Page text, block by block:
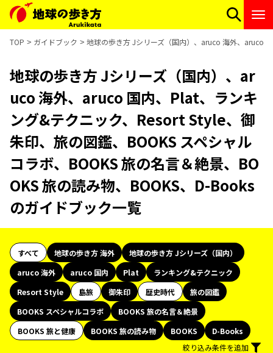
TOP ガイドブック 地球の歩き方 Jシリーズ（国内）、aruco 海外、aruco
地球の歩き方 Jシリーズ（国内）、ar
uco 海外、aruco 国内、Plat、ランキ
ング&テクニック、Resort Style、御
朱印、旅の図鑑、BOOKS スペシャル
コラボ、BOOKS 旅の名言＆絶景、BO
OKS 旅の読み物、BOOKS、D-Books
のガイドブック一覧
すべて 地球の歩き方 海外
地球の歩き方 Jシリーズ（国内）
aruco 海外
aruco 国内 Plat
ランキング&テクニック
Resort Style
島旅 御朱印 歴史時代
旅の図鑑
BOOKS スペシャルコラボ
BOOKS 旅の名言＆絶景
BOOKS 旅と健康
BOOKS 旅の読み物 BOOKS
D-Books
絞り込み条件を追加